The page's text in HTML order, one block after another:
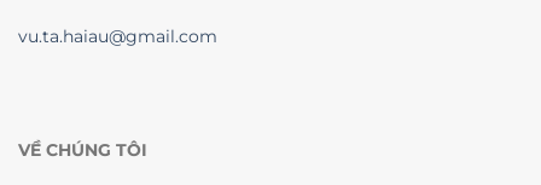
vu.ta.haiau@gmail.com
VỀ CHÚNG TÔI